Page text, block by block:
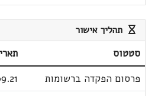
תהליך אישור
סטטוס
פרסום הפקדה ברשומות